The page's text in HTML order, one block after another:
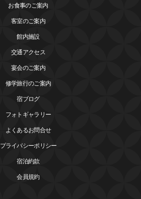
お食事のご案内
客室のご案内
館内施設
交通アクセス
宴会のご案内
修学旅行のご案内
宿ブログ
フォトギャラリー
よくあるお問合せ
プライバシーポリシー
宿泊約款
会員規約